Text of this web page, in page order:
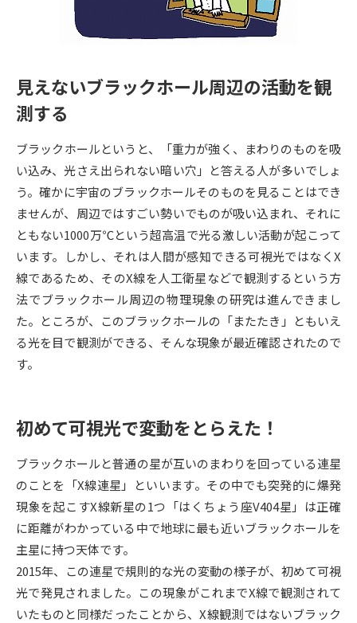
配慮案内」の請求
高等学校卒業程度認定試験
高等学校（情報）教員資格認定
試験
大学研究 大学検索
大学で学べる内容や特徴を調べる
新増設大学・学部・学科特集
国際・グローバルに強い大学特
集
データサイエンス特集 奨学金・特待生制度特集
デジタルパンフレット 進路の３択
SELFBRAND特集ページ
オープンキャンパスなどを調べる
オープンキャンパス検索 実施プログラムから探す
来場型・Web型イベント特集 夢ナビライブ
見えないブラックホール周辺の活動を観
測する
ブラックホールというと、「重力が強く、まわりのものを吸
い込み、光さえ出られない暗い穴」と答える人が多いでしょ
う。確かに宇宙のブラックホールそのものを見ることはでき
ませんが、周辺ではすごい勢いでものが吸い込まれ、それに
ともない1000万℃という超高温で光る激しい活動が起こって
います。しかし、それは人間が感知できる可視光ではなくX
線であるため、そのX線を人工衛星などで観測するという方
法でブラックホール周辺の物理現象の研究は進んできまし
た。ところが、このブラックホールの「またたき」ともいえ
る光を目で観測ができる、そんな現象が最近確認されたので
す。
初めて可視光で変動をとらえた！
ブラックホールと普通の星が互いのまわりを回っている連星
のことを「X線連星」といいます。その中でも突発的に爆発
現象を起こすX線新星の1つ「はくちょう座V404星」は正確
に距離がわかっている中で地球に最も近いブラックホールを
主星に持つ天体です。
2015年、この連星で規則的な光の変動の様子が、初めて可視
光で発見されました。この現象がこれまでX線で観測されて
いたものと同様だったことから、X線観測ではないブラック